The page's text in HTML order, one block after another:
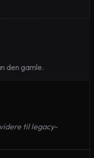
den gamle.
til legacy-